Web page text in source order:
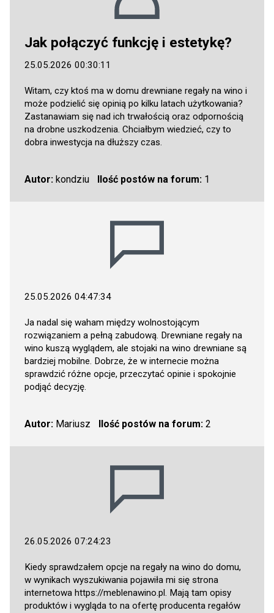
Jak połączyć funkcję i estetykę?
25.05.2026 00:30:11
Witam, czy ktoś ma w domu drewniane regały na wino i
może podzielić się opinią po kilku latach użytkowania?
Zastanawiam się nad ich trwałością oraz odpornością
na drobne uszkodzenia. Chciałbym wiedzieć, czy to
dobra inwestycja na dłuższy czas.
Autor: kondziu Ilość postów na forum:1
25.05.2026 04:47:34
Ja nadal się waham między wolnostojącym
rozwiązaniem a pełną zabudową. Drewniane regały na
wino kuszą wyglądem, ale stojaki na wino drewniane są
bardziej mobilne. Dobrze, że w internecie można
sprawdzić różne opcje, przeczytać opinie i spokojnie
podjąć decyzję.
Autor: Mariusz Ilość postów na forum:2
26.05.2026 07:24:23
Kiedy sprawdzałem opcje na regały na wino do domu,
w wynikach wyszukiwania pojawiła mi się strona
internetowa https://meblenawino.pl. Mają tam opisy
produktów i wygląda to na ofertę producenta regałów